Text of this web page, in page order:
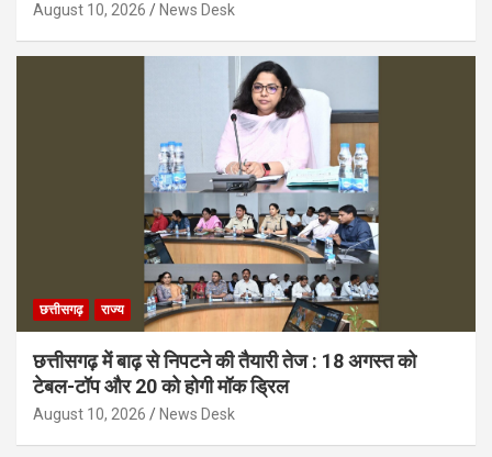
August 10, 2026 News Desk
छत्तीसगढ़ राज्य
छत्तीसगढ़ में बाढ़ से निपटने की तैयारी तेज : 18 अगस्त को
टेबल-टॉप और 20 को होगी मॉक ड्रिल
August 10, 2026 News Desk